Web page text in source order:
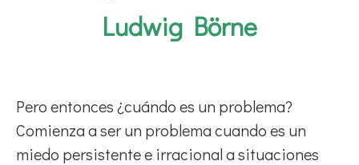
Ludwig Börne
Pero entonces ¿cuándo es un problema?
Comienza a ser un problema cuando es un
miedo persistente e irracional a situaciones